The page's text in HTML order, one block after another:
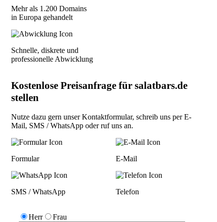
Mehr als 1.200 Domains
in Europa gehandelt
Schnelle, diskrete und
professionelle Abwicklung
Kostenlose Preisanfrage für salatbars.de
stellen
Nutze dazu gern unserKontaktformular, schreib uns perE-
Mail, SMS / WhatsApp oderruf uns an.
Formular E-Mail
SMS / WhatsApp Telefon
Herr Frau